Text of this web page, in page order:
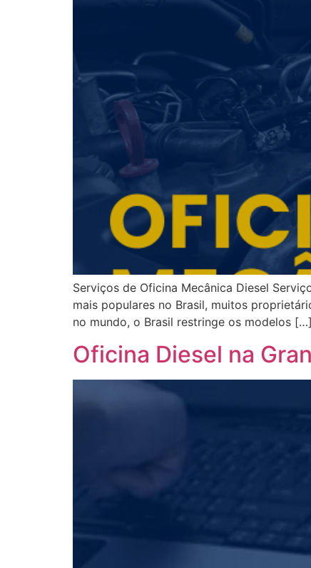
Serviços de Oficina Mecânica Diesel
mais populares no Brasil, muitos
no mundo, o Brasil restringe os modelos […]
Oficina Diesel na